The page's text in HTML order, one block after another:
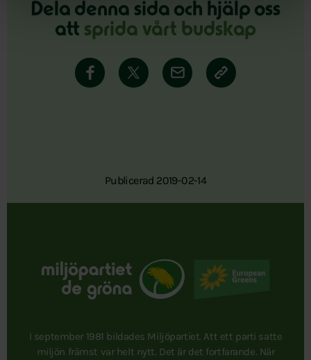
Dela denna sida och hjälp oss
att sprida vårt budskap
Publicerad 2019-02-14
I september 1981 bildades Miljöpartiet. Att ett parti satte
miljön främst var helt nytt. Det är det fortfarande. När